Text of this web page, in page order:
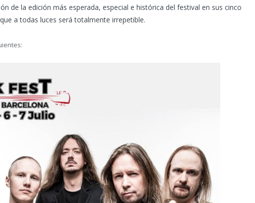
de la edición más esperada, especial e histórica del festival en sus cinco
a todas luces será totalmente irrepetible.